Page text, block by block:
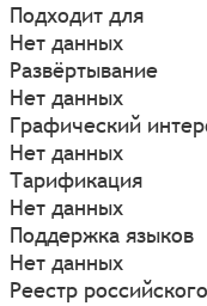
Подходит для
Нет данных
Развёртывание
Нет данных
Графический
Нет данных
Тарификация
Нет данных
Поддержка языков
Нет данных
Реестр